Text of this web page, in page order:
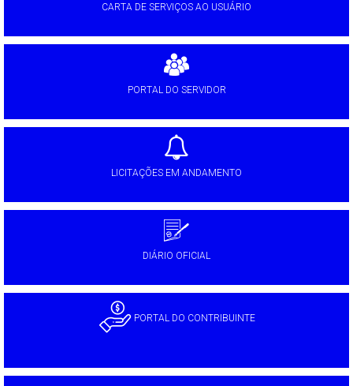
CARTA DE SERVIÇOS AO USUÁRIO
PORTAL DO SERVIDOR
LICITAÇÕES EM ANDAMENTO
DIÁRIO OFICIAL
PORTAL DO CONTRIBUINTE